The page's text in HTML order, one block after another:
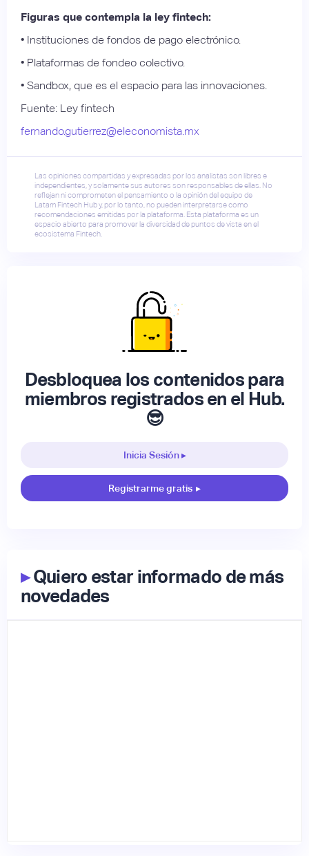
Figuras que contempla la ley fintech:
• Instituciones de fondos de pago electrónico.
• Plataformas de fondeo colectivo.
• Sandbox, que es el espacio para las innovaciones.
Fuente: Ley fintech
fernando.gutierrez@eleconomista.mx
Las opiniones compartidas y expresadas por los analistas son libres e
independientes, y solamente sus autores son responsables de ellas. No
reflejan ni comprometen el pensamiento o la opinión del equipo de
Latam Fintech Hub y, por lo tanto, no pueden interpretarse como
recomendaciones emitidas por la plataforma. Esta plataforma es un
espacio abierto para promover la diversidad de puntos de vista en el
ecosistema Fintech.
Desbloquea los contenidos para
miembros registrados en el Hub.
😎
Inicia Sesión ▸
Registrarme gratis ▸
▸Quiero estar informado de más
novedades